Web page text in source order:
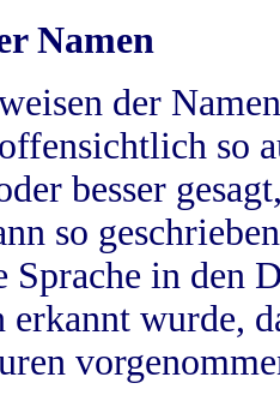
Namen
der
so
besser
so
Sprache in
erkannt wurde,